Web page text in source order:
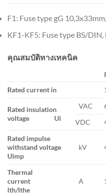
F1: Fuse type gG
KF1-KF5: Fuse type BS/
คุณสมบัติทางเทคนิค
Rated current in
Rated insulation
voltage
Ui
VAC
VDC
Rated impulse
withstand voltage
Uimp
kV
Thermal
current
lth/lthe
A